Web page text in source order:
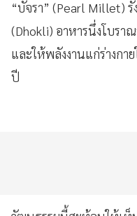
“บัจรา” (Pearl Millet)
(Dhokli) อาหารนึ่งโบรา
และให้พลังงานแก่ร่างก
ปี